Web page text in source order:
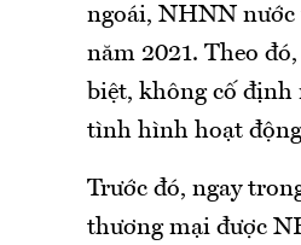
ngoái, NHNN nước
năm 2021. Theo
biệt, không cố định
tình hình hoạt
Trước đó, ngay
thương mại được